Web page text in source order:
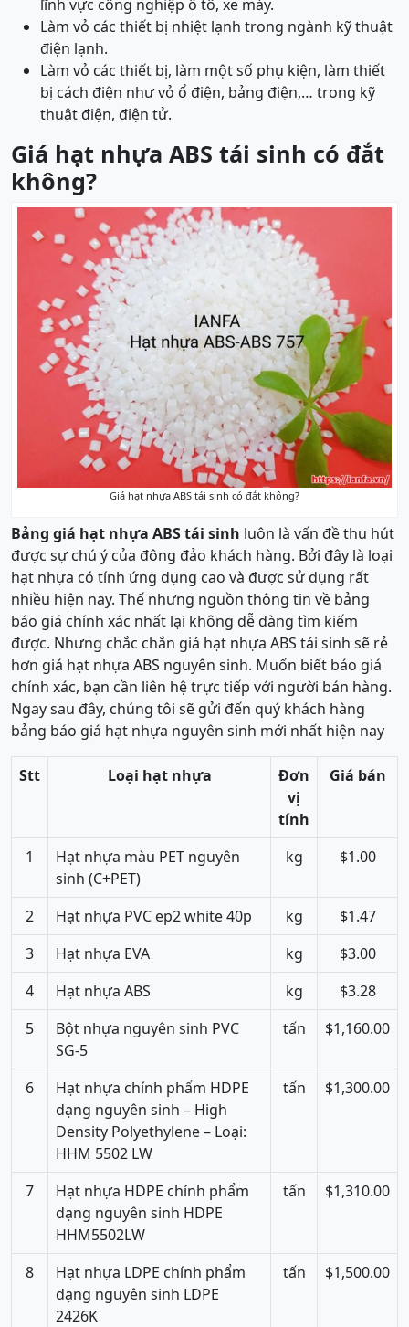
lĩnh vực công nghiệp ô tô, xe máy.
Làm vỏ các thiết bị nhiệt lạnh trong ngành kỹ thuật
điện lạnh.
Làm vỏ các thiết bị, làm một số phụ kiện, làm thiết
bị cách điện như vỏ ổ điện, bảng điện,… trong kỹ
thuật điện, điện tử.
Giá hạt nhựa ABS tái sinh có đắt
không?
Giá hạt nhựa ABS tái sinh có đắt không?
Bảng giá hạt nhựa ABS tái sinh luôn là vấn đề thu hút
được sự chú ý của đông đảo khách hàng. Bởi đây là loại
hạt nhựa có tính ứng dụng cao và được sử dụng rất
nhiều hiện nay. Thế nhưng nguồn thông tin về bảng
báo giá chính xác nhất lại không dễ dàng tìm kiếm
được. Nhưng chắc chắn giá hạt nhựa ABS tái sinh sẽ rẻ
hơn giá hạt nhựa ABS nguyên sinh. Muốn biết báo giá
chính xác, bạn cần liên hệ trực tiếp với người bán hàng.
Ngay sau đây, chúng tôi sẽ gửi đến quý khách hàng
bảng báo giá hạt nhựa nguyên sinh mới nhất hiện nay
Stt Loại hạt nhựa
Đơn
vị
tính
Giá bán
1
Hạt nhựa màu PET nguyên
sinh (C+PET)
kg $1.00
2 Hạt nhựa PVC ep2 white 40p kg
$1.47
3
Hạt nhựa EVA kg
$3.00
4
Hạt nhựa ABS kg
$3.28
5
Bột nhựa nguyên sinh PVC
SG-5
tấn $1,160.00
6
Hạt nhựa chính phẩm HDPE
dạng nguyên sinh – High
Density Polyethylene – Loại:
HHM 5502 LW
tấn $1,300.00
7
Hạt nhựa HDPE chính phẩm
dạng nguyên sinh HDPE
HHM5502LW
tấn $1,310.00
8
Hạt nhựa LDPE chính phẩm
dạng nguyên sinh LDPE
2426K
tấn $1,500.00